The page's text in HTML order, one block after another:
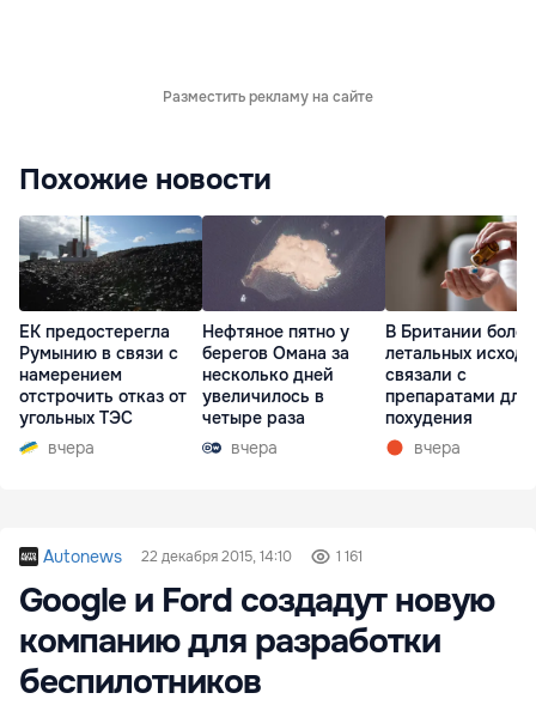
Разместить рекламу на сайте
Похожие новости
ЕК предостерегла
Румынию в связи с
намерением
отстрочить отказ от
угольных ТЭС
вчера
Нефтяное пятно у
берегов Омана за
несколько дней
увеличилось в
четыре раза
вчера
В Британии
летальных
связали с
препаратами для
похудения
вчера
Autonews 22 декабря 2015, 14:10 1 161
Google и Ford создадут новую
компанию для разработки
беспилотников